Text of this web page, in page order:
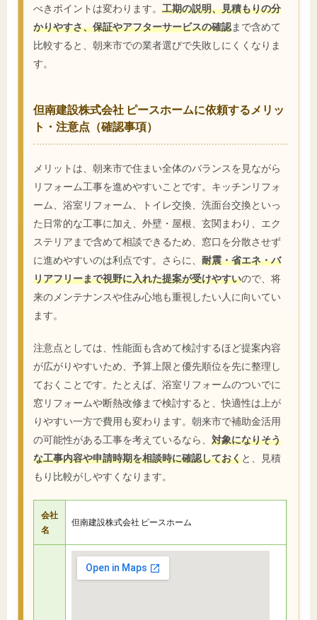
べきポイントは変わります。 工期の説明、見積もりの分
かりやすさ、保証やアフターサービスの確認まで含めて
比較すると、朝来市での業者選びで失敗しにくくなりま
す。
但南建設株式会社 ピースホームに依頼するメリッ
ト・注意点（確認事項）
メリットは、朝来市で住まい全体のバランスを見ながら
リフォーム工事を進めやすいことです。キッチンリフォ
ーム、浴室リフォーム、トイレ交換、洗面台交換といっ
た日常的な工事に加え、外壁・屋根、玄関まわり、エク
ステリアまで含めて相談できるため、窓口を分散させず
に進めやすいのは利点です。さらに、 耐震・省エネ・バ
リアフリーまで視野に入れた提案が受けやすいので、将
来のメンテナンスや住み心地も重視したい人に向いてい
ます。
注意点としては、性能面も含めて検討するほど提案内容
が広がりやすいため、予算上限と優先順位を先に整理し
ておくことです。たとえば、浴室リフォームのついでに
窓リフォームや断熱改修まで検討すると、快適性は上が
りやすい一方で費用も変わります。朝来市で補助金活用
の可能性がある工事を考えているなら、 対象になりそう
な工事内容や申請時期を相談時に確認しておくと、見積
もり比較がしやすくなります。
会社
名
但南建設株式会社 ピースホーム